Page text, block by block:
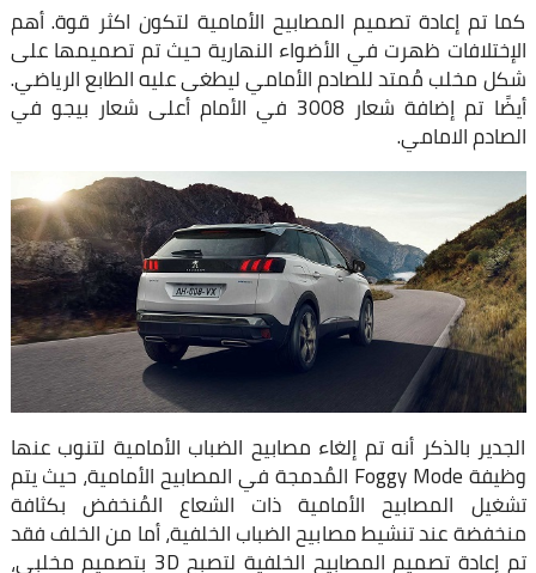
كما تم إعادة تصميم المصابيح الأمامية لتكون اكثر قوة. أهم
الإختلافات ظهرت في الأضواء النهارية حيث تم تصميمها على
شكل مخلب مُمتد للصادم الأمامي ليطغى عليه الطابع الرياضي.
أيضًا تم إضافة شعار 3008 في الأمام أعلى شعار بيجو في
الصادم الامامي.
الجدير بالذكر أنه تم إلغاء مصابيح الضباب الأمامية لتنوب عنها
وظيفة Foggy Mode المُدمجة في المصابيح الأمامية، حيث يتم
تشغيل المصابيح الأمامية ذات الشعاع المُنخفض بكثافة
منخفضة عند تنشيط مصابيح الضباب الخلفية، أما من الخلف فقد
تم إعادة تصميم المصابيح الخلفية لتصبح 3D بتصميم مخلبي،